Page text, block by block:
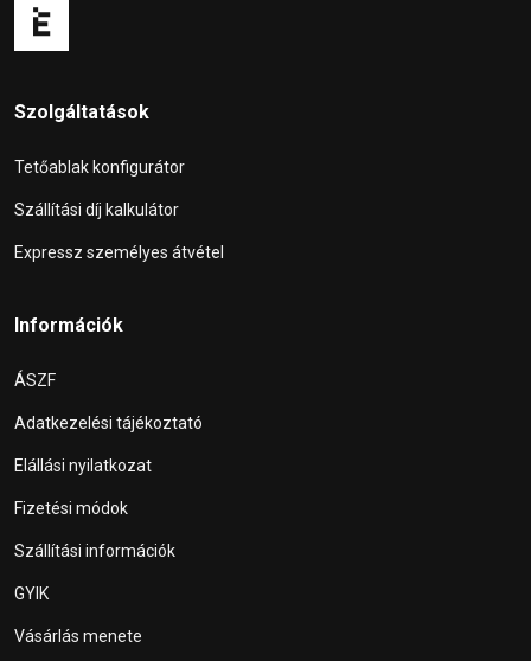
Szolgáltatások
Tetőablak konfigurátor
Szállítási díj kalkulátor
Expressz személyes átvétel
Információk
ÁSZF
Adatkezelési tájékoztató
Elállási nyilatkozat
Fizetési módok
Szállítási információk
GYIK
Vásárlás menete